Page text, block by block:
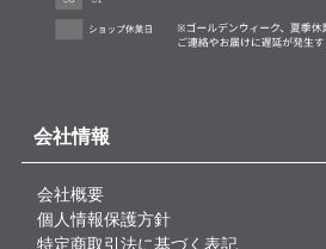
会社情報
会社概要
個人情報保護方針
特定商取引法に基づく表記